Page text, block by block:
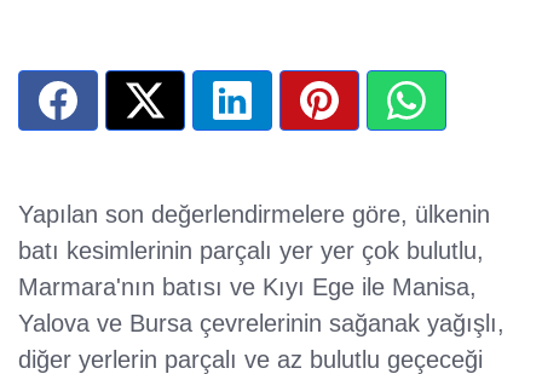
Yapılan son değerlendirmelere göre, ülkenin
batı kesimlerinin parçalı yer yer çok bulutlu,
Marmara'nın batısı ve Kıyı Ege ile Manisa,
Yalova ve Bursa çevrelerinin sağanak yağışlı,
diğer yerlerin parçalı ve az bulutlu geçeceği